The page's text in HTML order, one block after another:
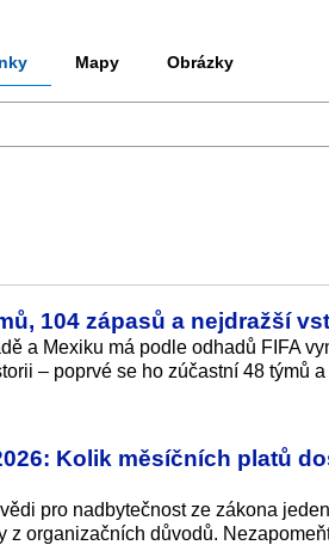
Mapy Obrázky
104 zápasů a nejdražší
a Mexiku má podle odhadů FIFA
– poprvé se ho zúčastní 48 týmů
Kolik měsíčních platů
pro nadbytečnost ze zákona
z organizačních důvodů.